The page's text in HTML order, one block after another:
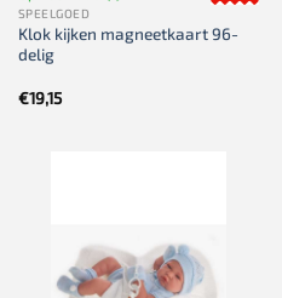
SPEELGOED
Klok kijken magneetkaart 96-
delig
€19,15